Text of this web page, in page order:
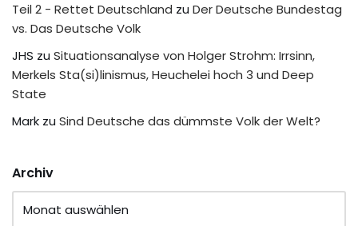
Teil 2 - Rettet Deutschland zu Der Deutsche Bundestag
vs. Das Deutsche Volk
JHS zu Situationsanalyse von Holger Strohm: Irrsinn,
Merkels Sta(si)linismus, Heuchelei hoch 3 und Deep
State
Mark zu Sind Deutsche das dümmste Volk der Welt?
Archiv